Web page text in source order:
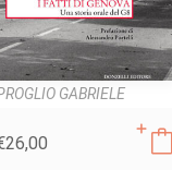
GABRIELE
26,00